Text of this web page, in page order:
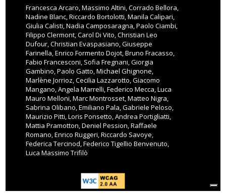
Francesca Arcaro, Massimo Altini, Corrado Bellora,
Nadine Blanc, Riccardo Bortolotti, Manila Calipari,
Giulia Calisti, Nadia Camposaragna, Paolo Ciambi,
Filippo Clermont, Carol Di Vito, Christian Leo
Dufour, Christian Evaspasiano, Giuseppe
Farinella, Enrico Formento Dojot, Bruno Fracasso,
Fabio Francesconi, Sofia Fregnani, Giorgia
Gambino, Paolo Gatto, Michael Ghignone,
Marlène Jorrioz, Cecilia Lazzarotto, Giacomo
Mangano, Angela Marrelli, Federico Mecca, Luca
Mauro Melloni, Marc Montrosset, Matteo Nigra,
Sabrina Olibano, Emiliano Pala, Gabriele Peloso,
Maurizio Pitti, Loris Ponsetto, Andrea Portigliatti,
Mattia Pramotton, Deniel Pession, Raffaele
Romano, Enrico Ruggeri, Riccardo Savoye,
Federica Tercinod, Federico Tigellio Benvenuto,
Luca Massimo Trifilò